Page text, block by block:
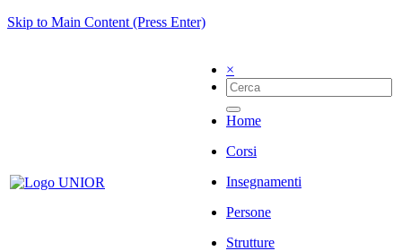
Skip to Main Content (Press Enter)
×
Home
Corsi
Insegnamenti
Persone
Strutture